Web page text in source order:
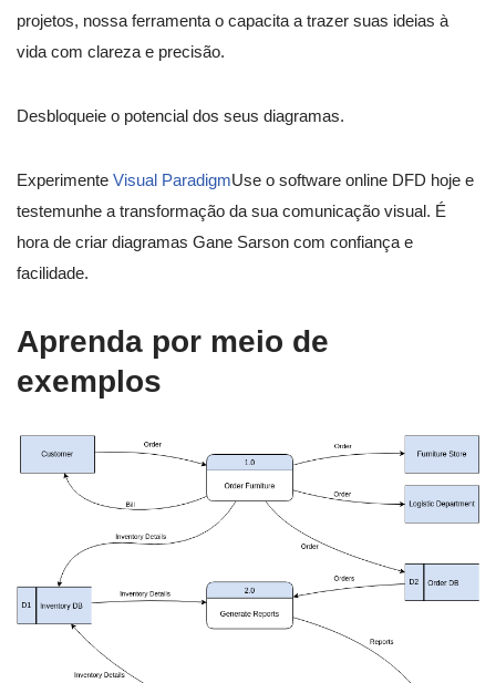
projetos, nossa ferramenta o capacita a trazer suas ideias à
vida com clareza e precisão.
Desbloqueie o potencial dos seus diagramas.
Experimente Visual ParadigmUse o software online DFD hoje e
testemunhe a transformação da sua comunicação visual. É
hora de criar diagramas Gane Sarson com confiança e
facilidade.
Aprenda por meio de
exemplos